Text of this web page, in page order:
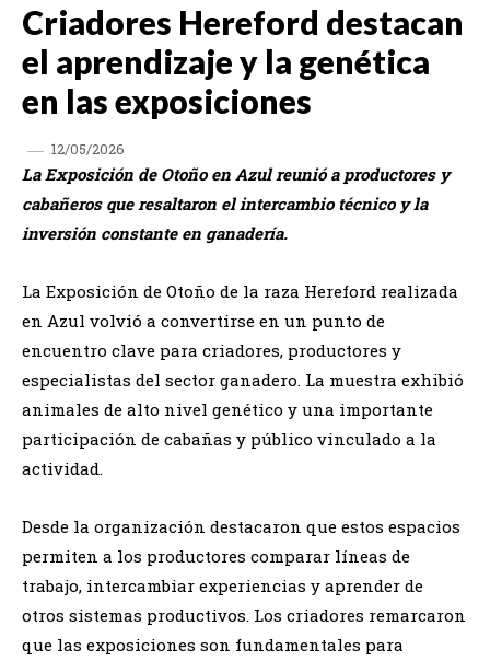
Criadores Hereford destacan
el aprendizaje y la genética
en las exposiciones
12/05/2026
La Exposición de Otoño en Azul reunió a productores y
cabañeros que resaltaron el intercambio técnico y la
inversión constante en ganadería.
La Exposición de Otoño de la raza Hereford realizada
en Azul volvió a convertirse en un punto de
encuentro clave para criadores, productores y
especialistas del sector ganadero. La muestra exhibió
animales de alto nivel genético y una importante
participación de cabañas y público vinculado a la
actividad.
Desde la organización destacaron que estos espacios
permiten a los productores comparar líneas de
trabajo, intercambiar experiencias y aprender de
otros sistemas productivos. Los criadores remarcaron
que las exposiciones son fundamentales para